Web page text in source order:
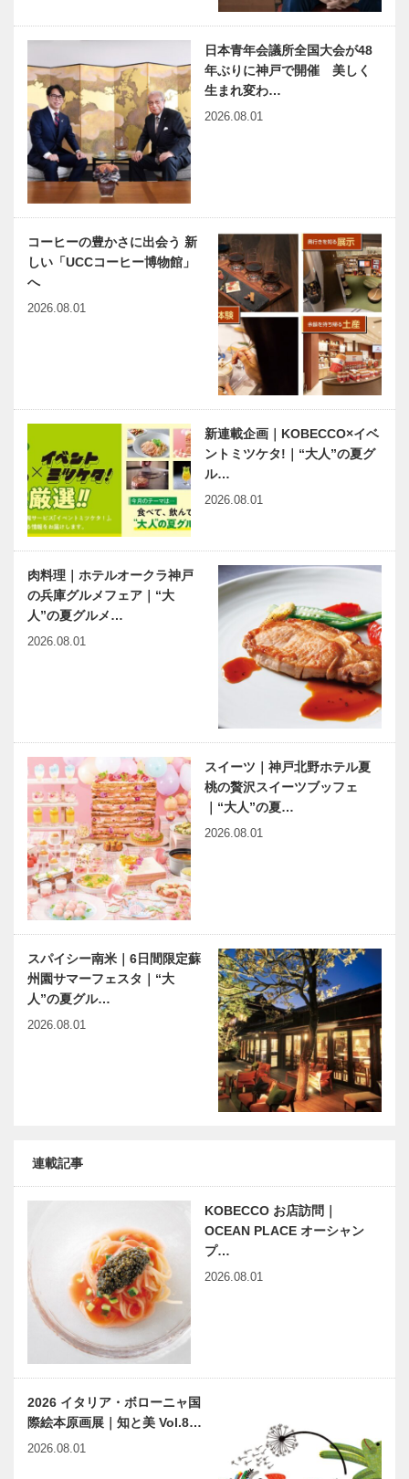
ンファー
農園｜
Ujamaa（ウ
ジャマー）菜
園…
Women’s
Day with
Men
兵庫県医師会
の「みんなの
医療社会学」
第141回
田…
harmony（はーもにぃ）
つくる
112回 「ら
しさ…」を活
かしお客様の
ニーズに応え
たい『鮨…
兵庫津ミュー
ジアムで贈呈
KOBECCOオ
ススメ 〜
CINEMA〜
／喫茶店の書
斎から82 大
連載コラム
「球友再会」
｜Vol.6
顔で神戸を元
気に！ 第13
ディングクィ
ーン誕生！
有馬温泉歴史人物帖 〜其
Kiss PRESS×KOBECCO
｜ゆったり丹波巡り
神戸偉人伝外伝 ～知られ
ざる偉業～㊱後編 淀川長
治
木のすまいプ
ロジェクト｜
平尾工務店｜
日本青年会議所全国大会が48
年ぶりに神戸で開催 美しく
生まれ変わ…
2026.08.01
コーヒーの豊かさに出会う 新
しい「UCCコーヒー博物館」
へ
2026.08.01
新連載企画｜KOBECCO×イベ
ントミツケタ!｜“大人”の夏グ
ル…
2026.08.01
肉料理｜ホテルオークラ神戸
の兵庫グルメフェア｜“大
人”の夏グルメ…
2026.08.01
スイーツ｜神戸北野ホテル夏
桃の贅沢スイーツブッフェ
｜“大人”の夏…
2026.08.01
スパイシー南米｜6日間限定蘇
州園サマーフェスタ｜“大
人”の夏グル…
2026.08.01
連載記事
KOBECCO お店訪問｜
OCEAN PLACE オーシャン
プ…
2026.08.01
2026 イタリア・ボローニャ国
際絵本原画展｜知と美 Vol.8…
2026.08.01